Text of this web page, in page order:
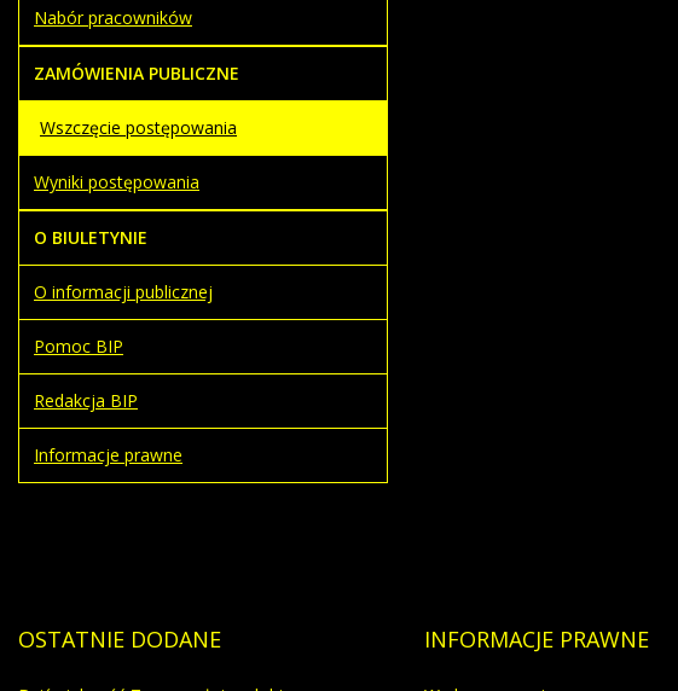
Nabór pracowników
ZAMÓWIENIA PUBLICZNE
Wszczęcie postępowania
Wyniki postępowania
O BIULETYNIE
O informacji publicznej
Pomoc BIP
Redakcja BIP
Informacje prawne
OSTATNIE DODANE INFORMACJE PRAWNE